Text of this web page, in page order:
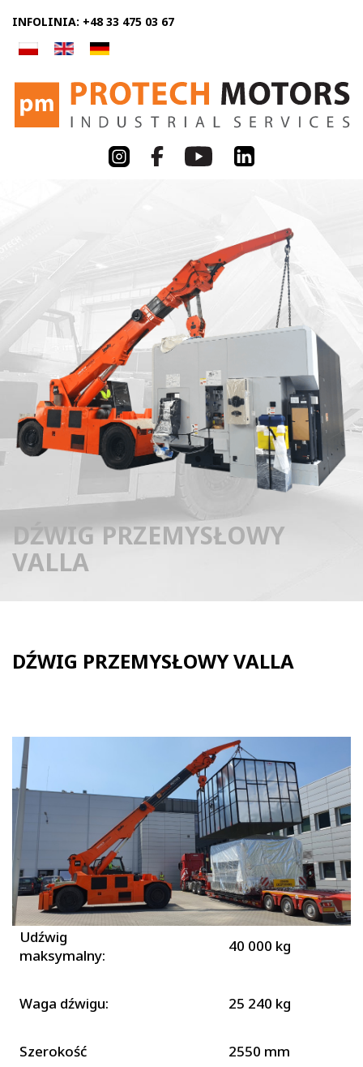
INFOLINIA: +48 33 475 03 67
DŹWIG PRZEMYSŁOWY
VALLA
DŹWIG PRZEMYSŁOWY VALLA
Udźwig
maksymalny:
40 000 kg
Waga dźwigu: 25 240 kg
Szerokość 2550 mm